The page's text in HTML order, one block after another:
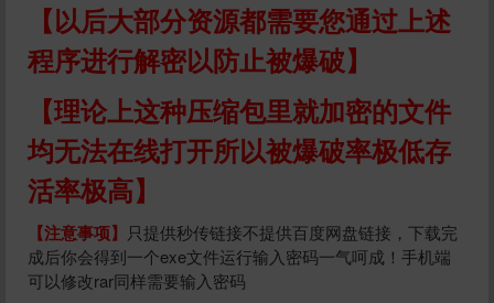
【以后大部分资源都需要您通过上述
程序进行解密以防止被爆破】
【理论上这种压缩包里就加密的文件
均无法在线打开所以被爆破率极低存
活率极高】
【注意事项】 只提供秒传链接不提供百度网盘链接，下载完
成后你会得到一个exe文件运行输入密码一气呵成！手机端
可以修改rar同样需要输入密码